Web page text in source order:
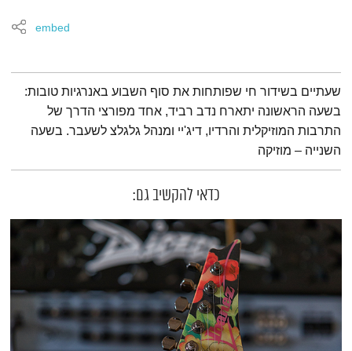
embed
תמצית הפודקאסט
שעתיים בשידור חי שפותחות את סוף השבוע באנרגיות טובות:
בשעה הראשונה יתארח נדב רביד, אחד מפורצי הדרך של
התרבות המוזיקלית והרדיו, דיג'יי ומנהל גלגלצ לשעבר. בשעה
השנייה – מוזיקה
כדאי להקשיב גם: